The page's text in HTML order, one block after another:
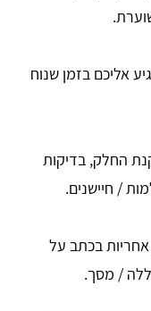
אליכם בזמן שנוח
החלק, בדיקות
/ חיישנים.
בכתב על
/ מסך.